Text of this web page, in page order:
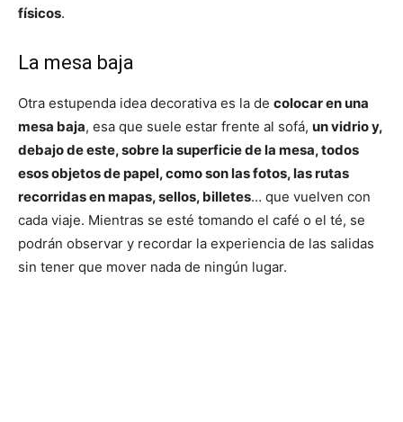
físicos.
La mesa baja
Otra estupenda idea decorativa es la de colocar en una
mesa baja, esa que suele estar frente al sofá, un vidrio y,
debajo de este, sobre la superficie de la mesa, todos
esos objetos de papel, como son las fotos, las rutas
recorridas en mapas, sellos, billetes… que vuelven con
cada viaje. Mientras se esté tomando el café o el té, se
podrán observar y recordar la experiencia de las salidas
sin tener que mover nada de ningún lugar.